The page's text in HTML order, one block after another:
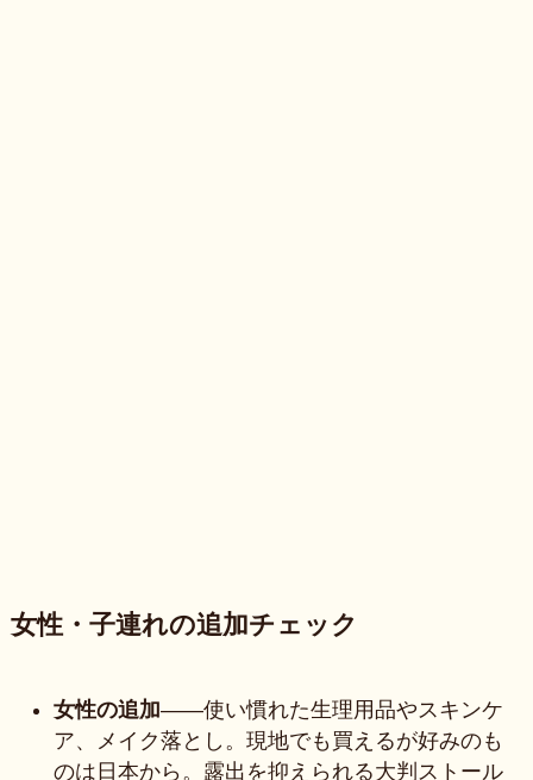
女性・子連れの追加チェック
女性の追加——使い慣れた生理用品やスキンケ
ア、メイク落とし。現地でも買えるが好みのも
のは日本から。露出を抑えられる大判ストール